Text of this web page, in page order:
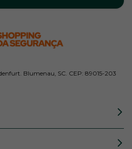
Blumenau, SC. CEP: 89015-203